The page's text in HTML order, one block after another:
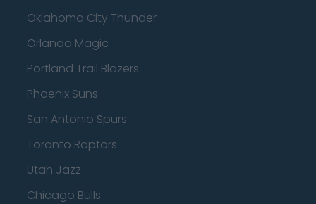
Oklahoma City Thunder
Orlando Magic
Portland Trail Blazers
Phoenix Suns
San Antonio Spurs
Toronto Raptors
Utah Jazz
Chicago Bulls